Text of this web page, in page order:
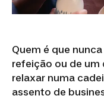
Quem é que
refeição ou de um
relaxar numa
assento de